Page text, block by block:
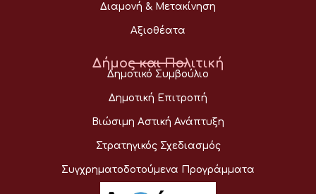
Διαμονή & Μετακίνηση
Αξιοθέατα
Δήμος και Πολιτική
Δημοτικό Συμβούλιο
Δημοτική Επιτροπή
Βιώσιμη Αστική Ανάπτυξη
Στρατηγικός Σχεδιασμός
Συγχρηματοδοτούμενα Προγράμματα